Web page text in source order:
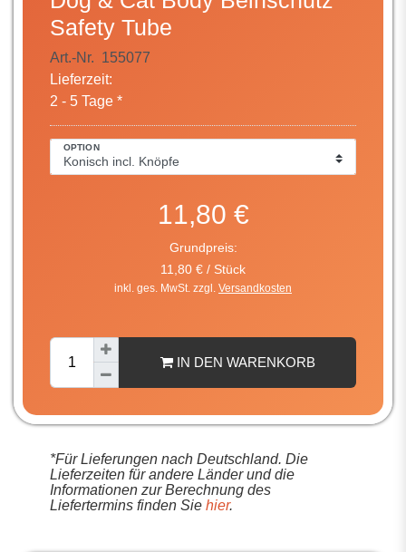
Safety Tube
Art.-Nr. 155077
Lieferzeit:
2 - 5 Tage *
OPTION
11,80 €
Grundpreis:
11,80 € / Stück
inkl. ges. MwSt. zzgl. Versandkosten
IN DEN WARENKORB
*Für Lieferungen nach Deutschland. Die
Lieferzeiten für andere Länder und die
Informationen zur Berechnung des
Liefertermins finden Sie hier.